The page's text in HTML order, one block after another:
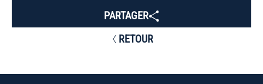
RETOUR
PARTAGER